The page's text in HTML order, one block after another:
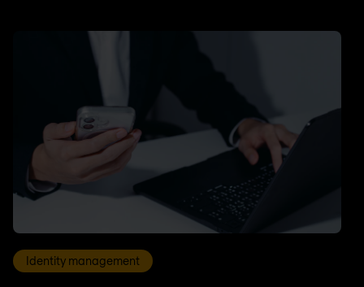
Identity management